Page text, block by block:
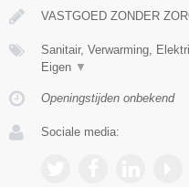
VASTGOED ZONDER
Sanitair, Verwarming,
Eigen ▼
Openingstijden onbekend
Sociale media: